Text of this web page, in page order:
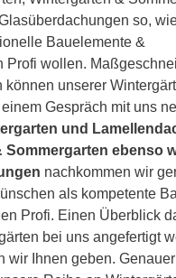
so,
Bauelemente &
Profi wollen.
können unserer
Gespräch mit uns
und
Sommergarten ebenso
nachkommen wir
als kompetente
Profi. Einen Überblick
bei uns angefertigt
wir Ihnen geben.